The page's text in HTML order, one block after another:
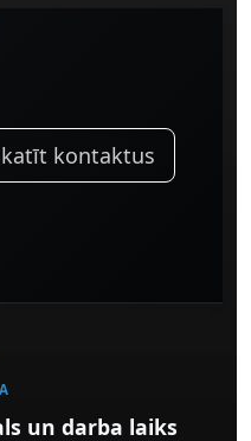
kontaktus
un darba laiks